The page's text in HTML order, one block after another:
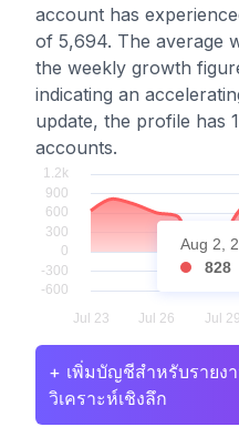
account has
of 5,694. The average
the weekly growth
indicating an
update, the profile has
accounts.
Aug 2,
828
+ เพิ่มบัญชีสำหรับรายง
วิเคราะห์เชิงลึก